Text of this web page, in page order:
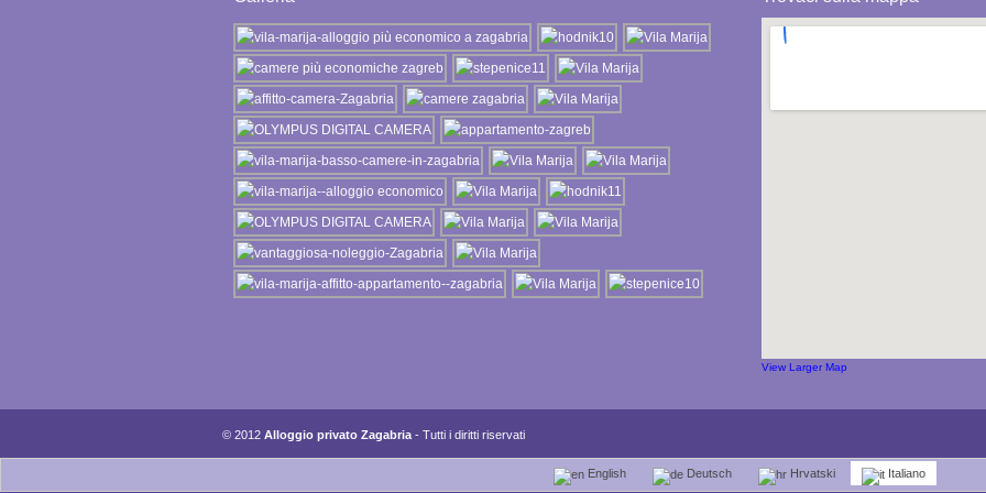
View Larger Map
© 2012 Alloggio privato Zagabria - Tutti i diritti riservati
English Deutsch Hrvatski Italiano